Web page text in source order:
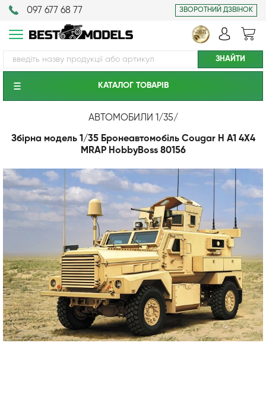
097 677 68 77 ЗВОРОТНИЙ ДЗВІНОК
КАТАЛОГ ТОВАРIВ
АВТОМОБИЛИ 1/35/
Збірна модель 1/35 Бронеавтомобіль Cougar H A1 4X4
MRAP HobbyBoss 80156